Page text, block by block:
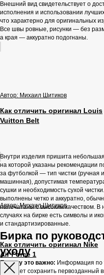
Внешний вид свидетельствует о
исполнения и использовании
что характерно для оригинальных
Все швы ровные, рисунки — без
а края — аккуратно подогнаны.
Автор: Михаил Шитиков
Как отличить оригинал Louis
Vuitton Belt
Автор: Михаил Шитиков
Как отличить оригинал Nike
Air Force 1
Внутри изделия пришита
на которой указаны рекомендации
за футболкой — тип чистки (ручная
машинная), допустимая
сушки и необходимость сухой
выполнены четко и аккуратно,
напечатаны с высоким качеством. В
случаях на бирке есть символы и
и стандартизированные.
Бирка по
уходу
Почему это важно: Информация по
помогает сохранить первозданный